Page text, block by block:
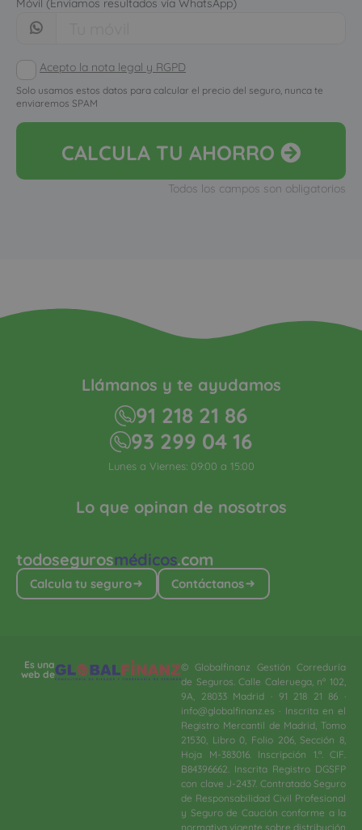
Móvil (Enviamos resultados vía WhatsApp)
Acepto la nota legal y RGPD
Solo usamos estos datos para calcular el precio del seguro, nunca te
enviaremos SPAM
CALCULA TU AHORRO
Todos los campos son obligatorios
todosegurosmédicos.com
Calcula tu seguro Contáctanos
Lo que opinan de nosotros
Llámanos y te ayudamos
91 218 21 86
93 299 04 16
Lunes a Viernes: 09:00 a 15:00
Es una
web de
© Globalfinanz Gestión Correduría
de Seguros. Calle Caleruega, nº 102,
9A, 28033 Madrid · 91 218 21 86 ·
info@globalfinanz.es · Inscrita en el
Registro Mercantil de Madrid, Tomo
21530, Libro 0, Folio 206, Sección 8,
Hoja M-383016. Inscripción 1.ª. CIF.
B84396662. Inscrita Registro DGSFP
con clave J-2437. Contratado Seguro
de Responsabilidad Civil Profesional
y Seguro de Caución conforme a la
normativa vigente sobre distribución